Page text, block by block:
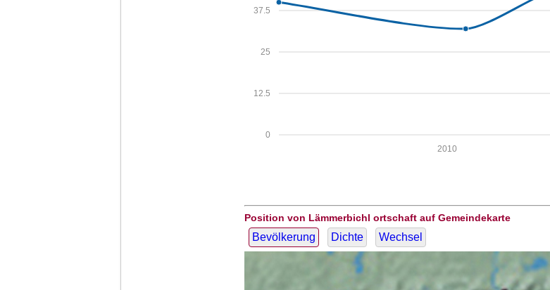
0
12.5
25
37.5
2010
Position von Lämmerbichl ortschaft auf Gemeindekarte
Bevölkerung Dichte Wechsel